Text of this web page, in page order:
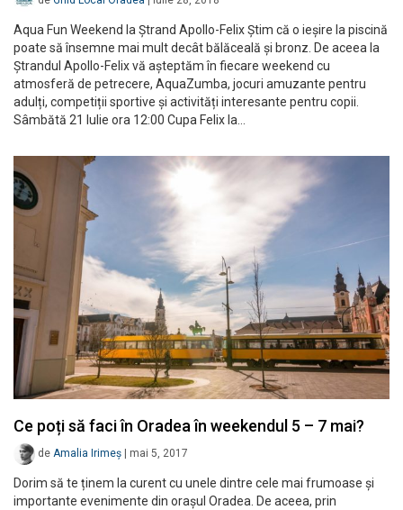
Aqua Fun Weekend la Ștrand Apollo-Felix Știm că o ieșire la piscină
poate să însemne mai mult decât bălăceală și bronz. De aceea la
Ștrandul Apollo-Felix vă așteptăm în fiecare weekend cu
atmosferă de petrecere, AquaZumba, jocuri amuzante pentru
adulți, competiții sportive și activități interesante pentru copii.
Sâmbătă 21 Iulie ora 12:00 Cupa Felix la…
Ce poți să faci în Oradea în weekendul 5 – 7 mai?
de Amalia Irimeș mai 5, 2017
Dorim să te ținem la curent cu unele dintre cele mai frumoase și
importante evenimente din orașul Oradea. De aceea, prin